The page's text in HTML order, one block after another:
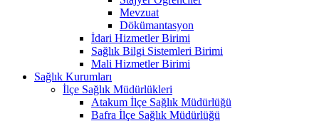
Mevzuat
Dökümantasyon
İdari Hizmetler Birimi
Sağlık Bilgi Sistemleri Birimi
Mali Hizmetler Birimi
Sağlık Kurumları
İlçe Sağlık Müdürlükleri
Atakum İlçe Sağlık Müdürlüğü
Bafra İlçe Sağlık Müdürlüğü